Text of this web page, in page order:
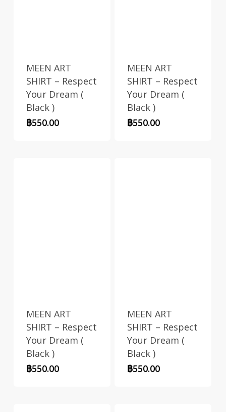
MEEN ART
SHIRT – Respect
Your Dream (
Black )
฿550.00
MEEN ART
SHIRT – Respect
Your Dream (
Black )
฿550.00
MEEN ART
SHIRT – Respect
Your Dream (
Black )
฿550.00
MEEN ART
SHIRT – Respect
Your Dream (
Black )
฿550.00